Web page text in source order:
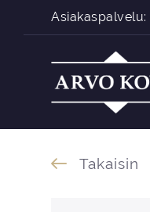
Siirry sisältöön
Asiakaspalvelu:
Takaisin